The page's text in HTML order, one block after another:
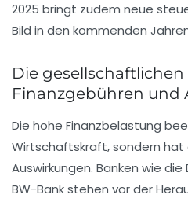
2025 bringt zudem neue
Bild in den kommenden
Die
Finanzgebühren und
Die hohe Finanzbelastung
Wirtschaftskraft, sondern
Auswirkungen. Banken wie
BW-Bank stehen vor der